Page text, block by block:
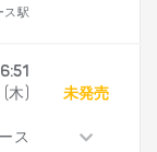
ス駅
(木)
ス
未発売